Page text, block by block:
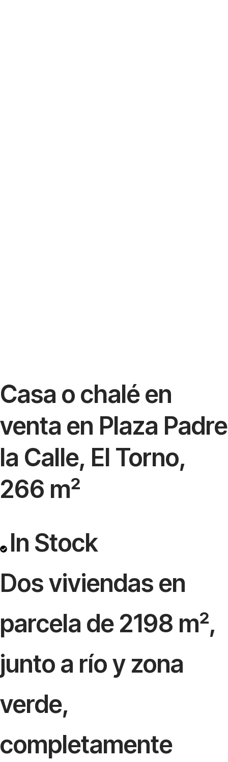
Casa o chalé en
venta en Plaza Padre
la Calle, El Torno,
266 m²
In Stock
Dos viviendas en
parcela de 2198 m²,
junto a río y zona
verde,
completamente